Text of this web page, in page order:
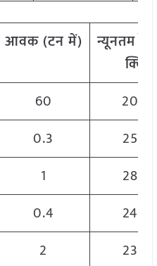
आवक(टनमें) न्यूनतम
क्विं.)
60
2000
0.3
2500
1
2800
0.4
2400
2
2300